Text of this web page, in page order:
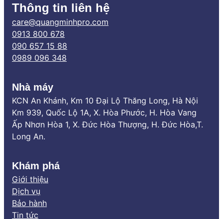
Thông tin liên hệ
care@quangminhpro.com
0913 800 678
090 657 15 88
0989 096 348
Nhà máy
KCN An Khánh, Km 10 Đại Lộ Thăng Long, Hà Nội
Km 939, Quốc Lộ 1A, X. Hòa Phước, H. Hòa Vang
Ấp Nhơn Hòa 1, X. Đức Hòa Thượng, H. Đức Hòa,T.
Long An.
Khám phá
Giới thiệu
Dịch vụ
Bảo hành
Tin tức